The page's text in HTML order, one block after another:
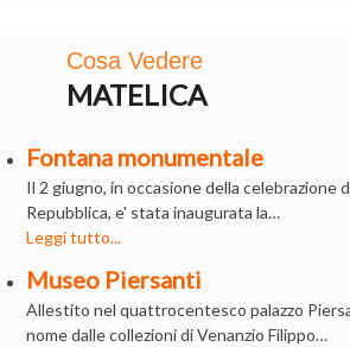
Cosa Vedere
MATELICA
Fontana monumentale
Il 2 giugno, in occasione della celebrazione
Repubblica, e' stata inaugurata la…
Leggi tutto...
Museo Piersanti
Allestito nel quattrocentesco palazzo
nome dalle collezioni di Venanzio Filippo…